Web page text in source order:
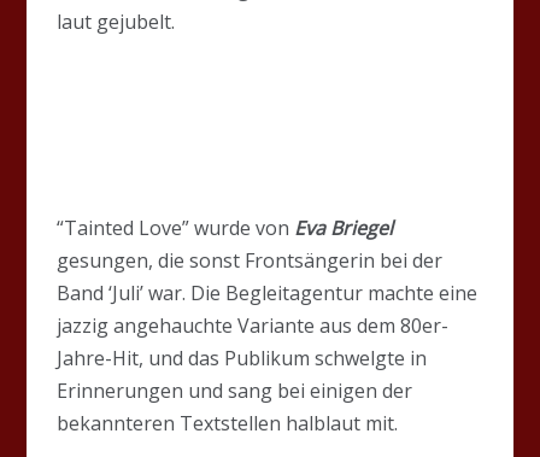
laut gejubelt.
“Tainted Love” wurde von Eva Briegel
gesungen, die sonst Frontsängerin bei der
Band ‘Juli’ war. Die Begleitagentur machte eine
jazzig angehauchte Variante aus dem 80er-
Jahre-Hit, und das Publikum schwelgte in
Erinnerungen und sang bei einigen der
bekannteren Textstellen halblaut mit.